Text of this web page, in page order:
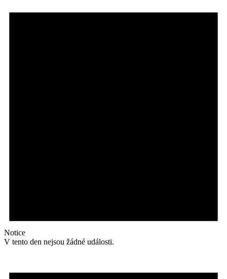
Notice
V tento den nejsou žádné události.